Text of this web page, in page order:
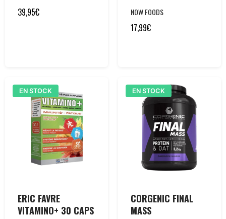
39,95€ NOW FOODS
17,99€
EN STOCK
ERIC FAVRE
VITAMINO+ 30 CAPS
EN STOCK
CORGENIC FINAL
MASS